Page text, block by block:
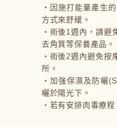
・因施打能量產生
方式來舒緩。
・術後1週內，請避
去角質等保養產品。
・術後2週內避免按
所。
・加強保濕及防曬
曬於陽光下。
・若有安排肉毒療